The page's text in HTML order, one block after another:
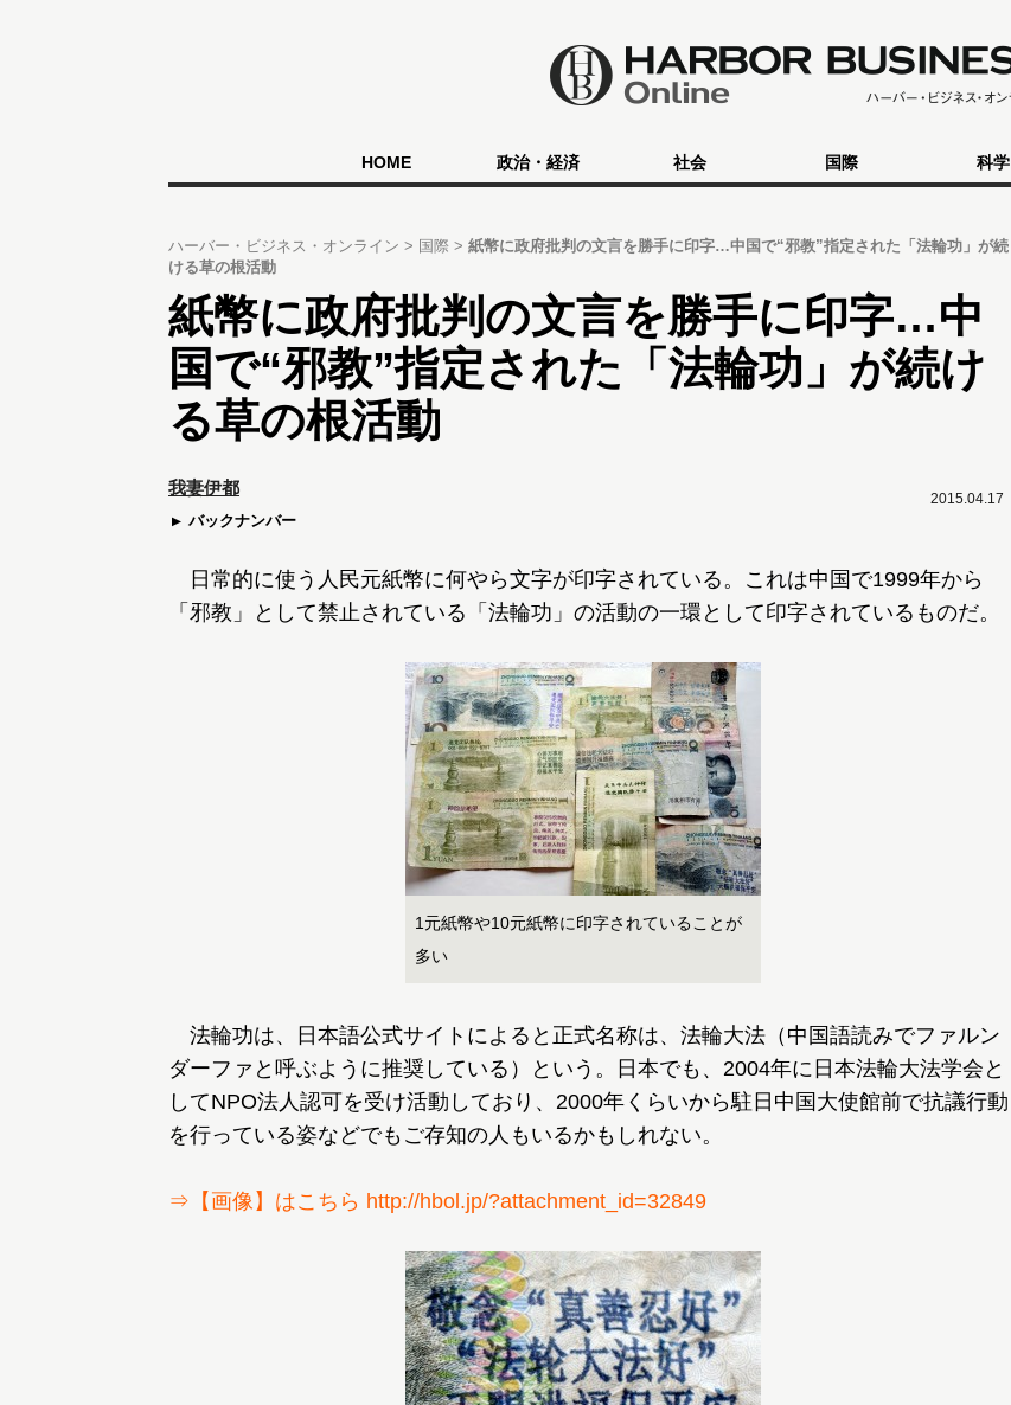
HOME 政治・経済 社会 国際 科学
ハーバー・ビジネス・オンライン 国際
紙幣に政府批判の文言を勝手に印字…中国で“邪教”指定された「法輪功」が続
ける草の根活動
紙幣に政府批判の文言を勝手に印字…中
国で“邪教”指定された「法輪功」が続け
る草の根活動
2015.04.17
我妻伊都
バックナンバー
日常的に使う人民元紙幣に何やら文字が印字されている。これは中国で1999年から
「邪教」として禁止されている「法輪功」の活動の一環として印字されているものだ。
1元紙幣や10元紙幣に印字されていることが
多い
法輪功は、日本語公式サイトによると正式名称は、法輪大法（中国語読みでファルン
ダーファと呼ぶように推奨している）という。日本でも、2004年に日本法輪大法学会と
してNPO法人認可を受け活動しており、2000年くらいから駐日中国大使館前で抗議行動
を行っている姿などでもご存知の人もいるかもしれない。
⇒【画像】はこちら http://hbol.jp/?attachment_id=32849